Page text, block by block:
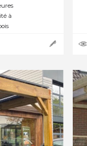
à
Les